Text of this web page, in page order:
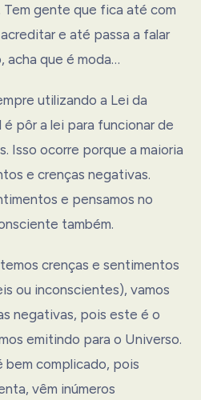
gente que fica até com
e até passa a falar
acha que é moda…
utilizando a Lei da
pôr a lei para funcionar de
Isso ocorre porque a maioria
e crenças negativas.
e pensamos no
também.
crenças e sentimentos
ou inconscientes), vamos
negativas, pois este é o
emitindo para o Universo.
bem complicado, pois
vêm inúmeros